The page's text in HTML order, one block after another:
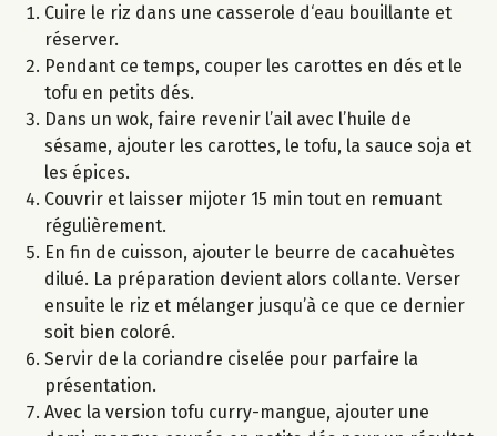
Cuire le riz dans une casserole d‘eau bouillante et
réserver.
Pendant ce temps, couper les carottes en dés et le
tofu en petits dés.
Dans un wok, faire revenir l’ail avec l’huile de
sésame, ajouter les carottes, le tofu, la sauce soja et
les épices.
Couvrir et laisser mijoter 15 min tout en remuant
régulièrement.
En fin de cuisson, ajouter le beurre de cacahuètes
dilué. La préparation devient alors collante. Verser
ensuite le riz et mélanger jusqu’à ce que ce dernier
soit bien coloré.
Servir de la coriandre ciselée pour parfaire la
présentation.
Avec la version tofu curry-mangue, ajouter une